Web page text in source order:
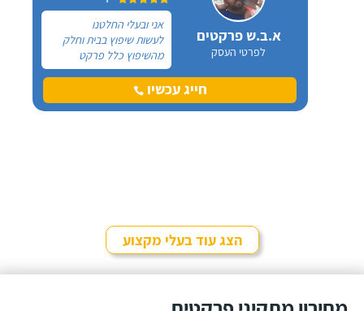
א.ב.ש פרקטים
לפרטי העסק
אני ובעלי החלטנו
לעשות שיפוץ בבית וחלק
מהשיפוץ כלל פרקט
למינציה שיותקן מעל
הריצוף (הישן) הקיים. קנינו
את הפרקט מחנות חיצונית
חייג עכשיו
הצג עוד בעלי מקצוע